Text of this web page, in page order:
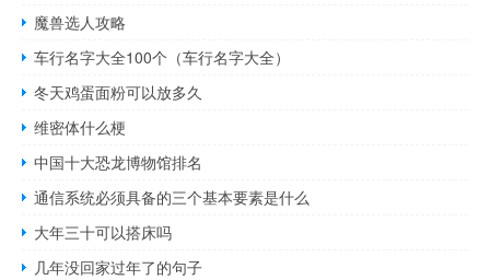
魔兽选人攻略
车行名字大全100个（车行名字大全）
冬天鸡蛋面粉可以放多久
维密体什么梗
中国十大恐龙博物馆排名
通信系统必须具备的三个基本要素是什么
大年三十可以搭床吗
几年没回家过年了的句子